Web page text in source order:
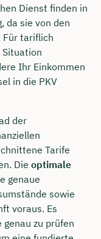
Dienst finden in
da sie von den
Für tariflich
Ihr Einkommen
in die PKV
der
Tarife
Die optimale
genaue
sowie
voraus. Es
zu prüfen